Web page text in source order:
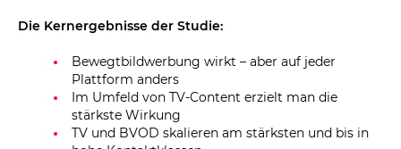
Die Kernergebnisse der Studie:
Bewegtbildwerbung wirkt – aber auf jeder
Plattform anders
Im Umfeld von TV-Content erzielt man die
stärkste Wirkung
TV und BVOD skalieren am stärksten und bis in